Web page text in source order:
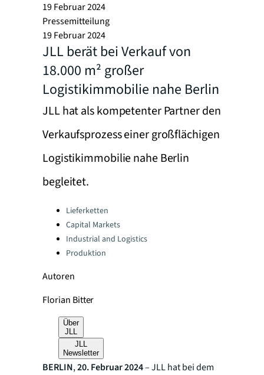
19 Februar 2024
Pressemitteilung
19 Februar 2024
JLL berät bei Verkauf von
18.000 m² großer
Logistikimmobilie nahe Berlin
JLL hat als kompetenter Partner den
Verkaufsprozess einer großflächigen
Logistikimmobilie nahe Berlin
begleitet.
Categories:Lieferketten
Capital Markets
Industrial and Logistics
Produktion
Autoren
Florian Bitter
Über
JLL
JLL
Newsletter
BERLIN,20. Februar 2024– JLL hat bei dem